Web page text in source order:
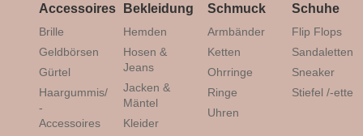
Accessoires
Brille
Geldbörsen
Gürtel
Haargummis/
-
Accessoires
Bekleidung
Hemden
Hosen &
Jeans
Jacken &
Mäntel
Kleider
Schmuck
Armbänder
Ketten
Ohrringe
Ringe
Uhren
Schuhe
Flip Flops
Sandaletten
Sneaker
Stiefel /-ette